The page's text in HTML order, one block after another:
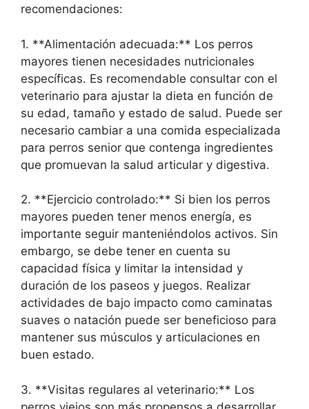
recomendaciones:
1. **Alimentación adecuada:** Los perros
mayores tienen necesidades nutricionales
específicas. Es recomendable consultar con el
veterinario para ajustar la dieta en función de
su edad, tamaño y estado de salud. Puede ser
necesario cambiar a una comida especializada
para perros senior que contenga ingredientes
que promuevan la salud articular y digestiva.
2. **Ejercicio controlado:** Si bien los perros
mayores pueden tener menos energía, es
importante seguir manteniéndolos activos. Sin
embargo, se debe tener en cuenta su
capacidad física y limitar la intensidad y
duración de los paseos y juegos. Realizar
actividades de bajo impacto como caminatas
suaves o natación puede ser beneficioso para
mantener sus músculos y articulaciones en
buen estado.
3. **Visitas regulares al veterinario:** Los